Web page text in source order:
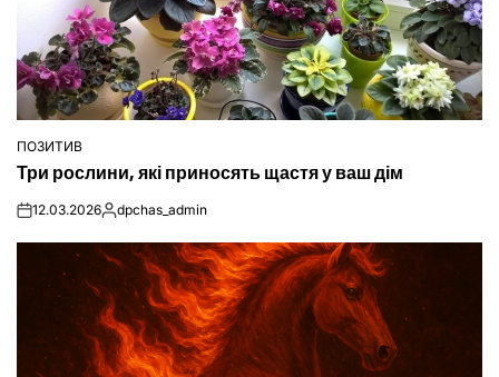
ОПУБЛІКУВАТИ
ПОЗИТИВ
Три рослини, які приносять щастя у ваш дім
on12.03.2026Опубліковано
dpchas_admin